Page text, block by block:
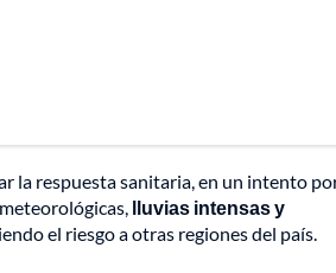
la respuesta sanitaria, en un intento
lluvias intensas y
el riesgo a otras regiones del país.